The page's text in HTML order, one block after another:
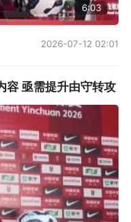
6:03
2026-07-12 02:01
容 亟需提升由守转攻